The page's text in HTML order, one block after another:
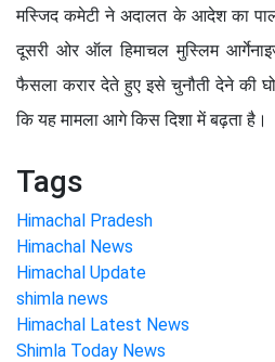
मस्जिद कमेटी ने अदालत के आदेश का
दूसरी ओर ऑल हिमाचल मुस्लिम
फैसला करार देते हुए इसे चुनौती देने की
कि यह मामला आगे किस दिशा में बढ़ता है।
Tags
Himachal Pradesh
Himachal News
Himachal Update
shimla news
Himachal Latest News
Shimla Today News